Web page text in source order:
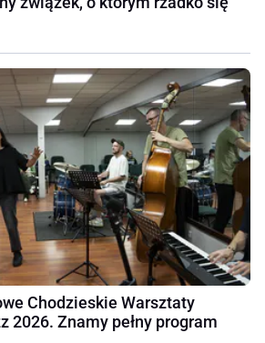
Chodzieskie Warsztaty
2026. Znamy pełny program